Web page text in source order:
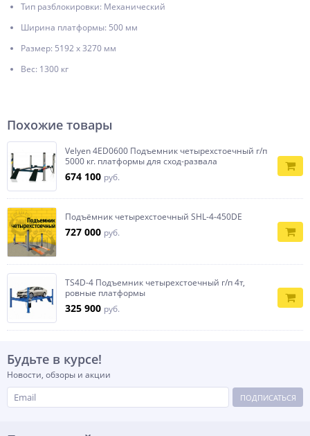
Тип разблокировки: Механический
Ширина платформы: 500 мм
Размер: 5192 x 3270 мм
Вес: 1300 кг
Похожие товары
Velyen 4ED0600 Подъемник четырехстоечный г/п
5000 кг. платформы для сход-развала
674 100 руб.
Подъёмник четырехстоечный SHL-4-450DE
727 000 руб.
TS4D-4 Подъемник четырехстоечный г/п 4т,
ровные платформы
325 900 руб.
Будьте в курсе!
Новости, обзоры и акции
ПОДПИСАТЬСЯ